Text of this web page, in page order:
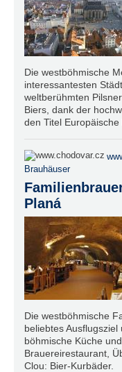
Die westböhmische
interessantesten
weltberühmten
Biers, dank der
den Titel
Brauhäuser
Planá
Die westböhmische
beliebtes Ausflugsziel
böhmische Küche
Brauereirestaurant,
Clou: Bier-Kurbäder.